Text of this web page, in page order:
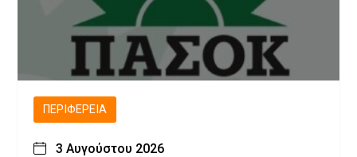
ΠΕΡΙΦΈΡΕΙΑ
3 Αυγούστου 2026